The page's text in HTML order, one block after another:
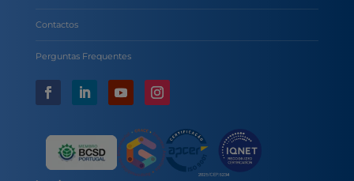
Contactos
Perguntas Frequentes